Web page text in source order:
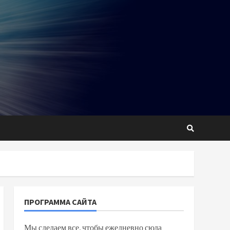
ПРОГРАММА САЙТА
Мы сделаем все, чтобы ежедневно сюда